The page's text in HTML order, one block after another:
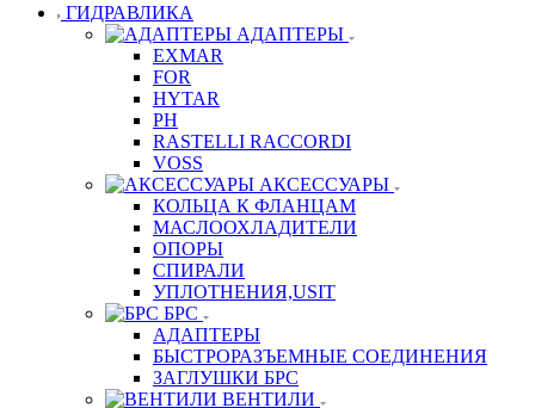
ГИДРАВЛИКА
АДАПТЕРЫ
EXMAR
FOR
HYTAR
PH
RASTELLI RACCORDI
VOSS
АКСЕССУАРЫ
КОЛЬЦА К ФЛАНЦАМ
МАСЛООХЛАДИТЕЛИ
ОПОРЫ
СПИРАЛИ
УПЛОТНЕНИЯ,USIT
БРС
АДАПТЕРЫ
БЫСТРОРАЗЪЕМНЫЕ СОЕДИНЕНИЯ
ЗАГЛУШКИ БРС
ВЕНТИЛИ